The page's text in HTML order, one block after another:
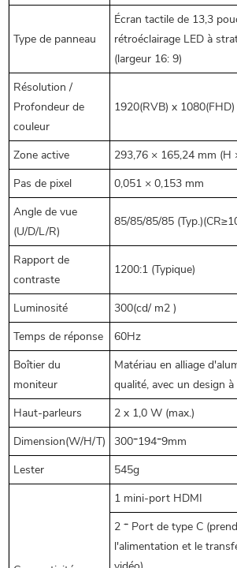
Type de panneau
Écran tactile de 13,3
rétroéclairage LED à
(largeur 16: 9)
Résolution /
Profondeur de
couleur
1920(RVB) x
Zone active
293,76 × 165,24 mm (H
Pas de pixel
0,051 × 0,153 mm
Angle de vue
(U/D/L/R)
85/85/85/85
Rapport de
contraste
1200:1 (Typique)
Luminosité 300(cd/ m2 )
Temps de réponse
60Hz
Boîtier du
moniteur
Matériau en alliage
qualité, avec un design
Haut-parleurs
2 x 1,0 W (max.)
Dimension(W/H/T)
300*194*9mm
Lester
545g
1 mini-port HDMI
2 * Port de type C
l'alimentation et le